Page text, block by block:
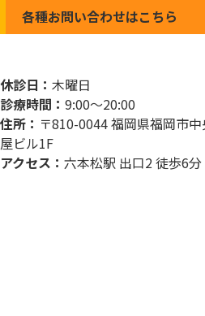
各種お問い合わせはこちら
休診日： 木曜日
診療時間： 9:00～20:00
住所： 〒810-0044 福岡県福岡市
屋ビル1F
アクセス： 六本松駅 出口2 徒歩6分